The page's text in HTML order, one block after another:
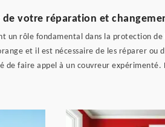
de votre réparation et
un rôle fondamental dans la protection
et il est nécessaire de les réparer ou
de faire appel à un couvreur expérimenté.